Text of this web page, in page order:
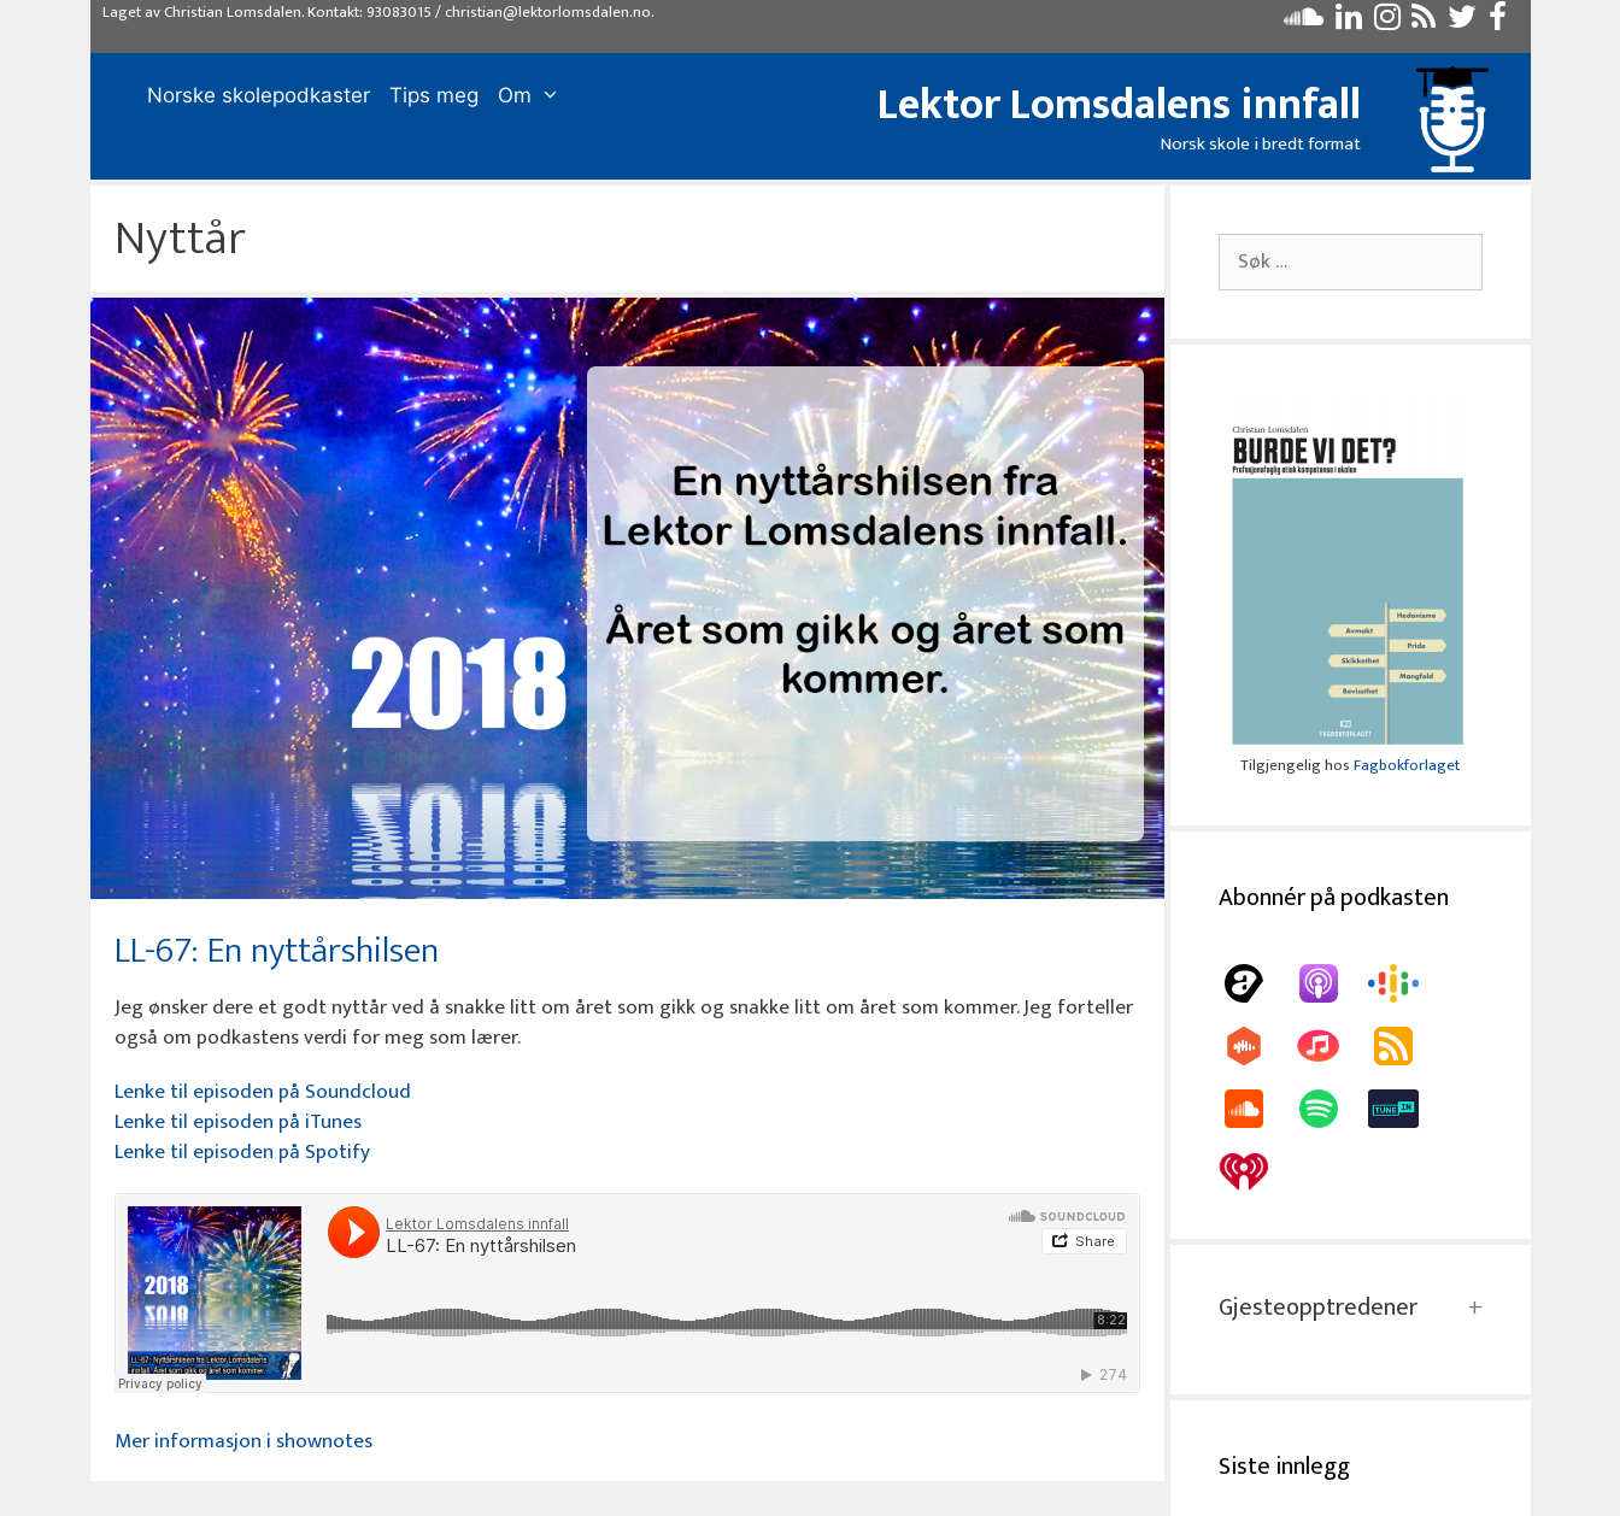
Laget avChristian Lomsdalen. Kontakt: 93083015/christian@lektorlomsdalen.no.
Lektor Lomsdalens innfall
Norsk skole i bredt format
Norske skolepodkaster Tips meg Om
Nyttår
LL-67: En nyttårshilsen
Jeg ønsker dere et godt nyttår ved å snakke litt om året som gikk og snakke litt om året som kommer. Jeg forteller
også om podkastens verdi for meg som lærer.
Lenke til episoden på Soundcloud
Lenke til episoden på iTunes
Lenke til episoden på Spotify
Mer informasjon i shownotes
Søk
etter:
Tilgjengelig hosFagbokforlaget
Abonnér på podkasten
Gjesteopptredener
Siste innlegg